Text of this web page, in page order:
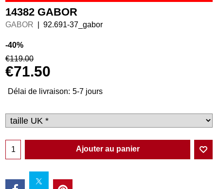
14382 GABOR
GABOR 92.691-37_gabor
-40%
€119.00
€71.50
Délai de livraison: 5-7 jours
Ajouter au panier